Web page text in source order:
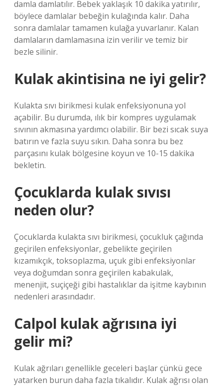
damla damlatılır. Bebek yaklaşık 10 dakika yatırılır,
böylece damlalar bebeğin kulağında kalır. Daha
sonra damlalar tamamen kulağa yuvarlanır. Kalan
damlaların damlamasına izin verilir ve temiz bir
bezle silinir.
Kulak akintisina ne iyi gelir?
Kulakta sıvı birikmesi kulak enfeksiyonuna yol
açabilir. Bu durumda, ılık bir kompres uygulamak
sıvının akmasına yardımcı olabilir. Bir bezi sıcak suya
batırın ve fazla suyu sıkın. Daha sonra bu bez
parçasını kulak bölgesine koyun ve 10-15 dakika
bekletin.
Çocuklarda kulak sıvısı
neden olur?
Çocuklarda kulakta sıvı birikmesi, çocukluk çağında
geçirilen enfeksiyonlar, gebelikte geçirilen
kızamıkçık, toksoplazma, uçuk gibi enfeksiyonlar
veya doğumdan sonra geçirilen kabakulak,
menenjit, suçiçeği gibi hastalıklar da işitme kaybının
nedenleri arasındadır.
Calpol kulak ağrısına iyi
gelir mi?
Kulak ağrıları genellikle geceleri başlar çünkü gece
yatarken burun daha fazla tıkalıdır. Kulak ağrısı olan